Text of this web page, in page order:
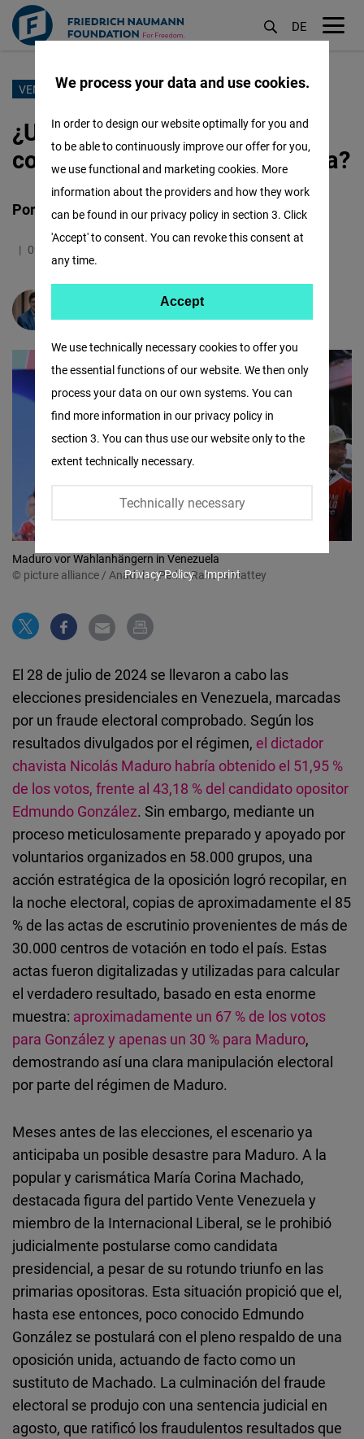
Pasar
contenido
principal
DE
VENEZUELA
¿Un "defraudador electoral"
como presidente de Venezuela?
Por qué el mundo debe prestar atención
09.01.2025
Karl-Heinz Paqué
Maduro vor Wahlanhängern in Venezuela
© picture alliance / Anadolu | Pedro Rances Mattey
El 28 de julio de 2024 se llevaron a cabo las
elecciones presidenciales en Venezuela, marcadas
por un fraude electoral comprobado. Según los
resultados divulgados por el régimen, el dictador
chavista Nicolás Maduro habría obtenido el 51,95 %
de los votos, frente al 43,18 % del candidato opositor
Edmundo González. Sin embargo, mediante un
proceso meticulosamente preparado y apoyado por
voluntarios organizados en 58.000 grupos, una
acción estratégica de la oposición logró recopilar, en
la noche electoral, copias de aproximadamente el 85
% de las actas de escrutinio provenientes de más de
30.000 centros de votación en todo el país. Estas
actas fueron digitalizadas y utilizadas para calcular
el verdadero resultado, basado en esta enorme
muestra: aproximadamente un 67 % de los votos
para González y apenas un 30 % para Maduro,
demostrando así una clara manipulación electoral
por parte del régimen de Maduro.
Meses antes de las elecciones, el escenario ya
anticipaba un posible desastre para Maduro. A la
popular y carismática María Corina Machado,
destacada figura del partido Vente Venezuela y
miembro de la Internacional Liberal, se le prohibió
judicialmente postularse como candidata
presidencial, a pesar de su rotundo triunfo en las
primarias opositoras. Esta situación propició que el,
hasta ese entonces, poco conocido Edmundo
González se postulará con el pleno respaldo de una
oposición unida, actuando de facto como un
sustituto de Machado. La culminación del fraude
electoral se produjo con una sentencia judicial en
agosto, que ratificó los fraudulentos resultados que
We process your data and use cookies.
We use technically necessary cookies to offer you
the essential functions of our website. We then only
process your data on our own systems. You can
find more information in our privacy policy in
section 3. You can thus use our website only to the
extent technically necessary.
Technically necessary
In order to design our website optimally for you and
to be able to continuously improve our offer for you,
we use functional and marketing cookies. More
information about the providers and how they work
can be found in our privacy policy in section 3. Click
'Accept' to consent. You can revoke this consent at
any time.
Facebook
Embed
Twitter
Embed
Youtube
Maps
Embed
Cloudinary
Flickr
Embed
Newsletter2go
Embed
Podigee
Embed
D.Vinci
Embed
Typeform
Embed
Accept
Privacy Policy Imprint